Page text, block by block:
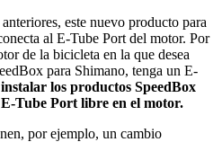
este nuevo producto para
al E-Tube Port del motor. Por
de la bicicleta en la que desea
para Shimano, tenga un E-
los productos SpeedBox
Tube Port libre en el motor.
por ejemplo, un cambio